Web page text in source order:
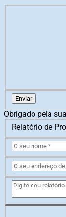
Enviar
Obrigado pela
Relatório de